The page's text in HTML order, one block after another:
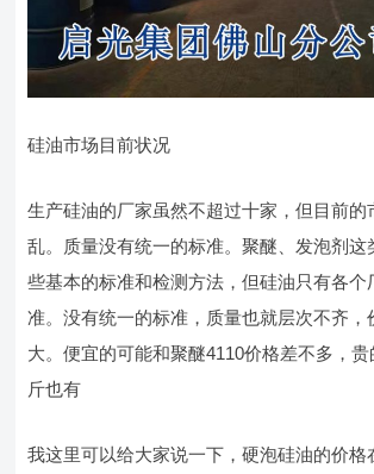
硅油市场目前状况
生产硅油的厂家虽然不超过十家，但目前的
乱。质量没有统一的标准。聚醚、发泡剂这
些基本的标准和检测方法，但硅油只有各个
准。没有统一的标准，质量也就层次不齐，
大。便宜的可能和聚醚4110价格差不多，
斤也有
我这里可以给大家说一下，硬泡硅油的价格